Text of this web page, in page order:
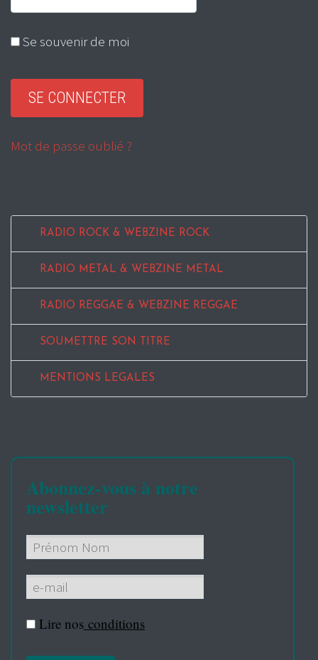
Se souvenir de moi
Mot de passe oublié ?
RADIO ROCK & WEBZINE ROCK
RADIO METAL & WEBZINE METAL
RADIO REGGAE & WEBZINE REGGAE
SOUMETTRE SON TITRE
MENTIONS LEGALES
Abonnez-vous à notre
newsletter
Lire nos conditions